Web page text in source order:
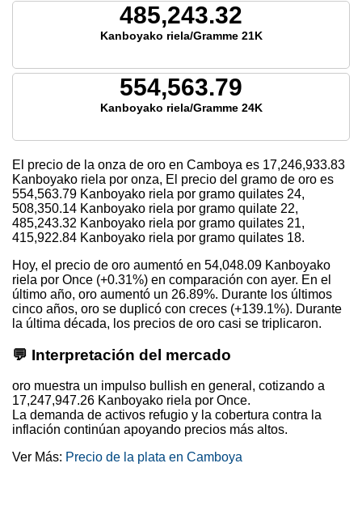
485,243.32
Kanboyako riela/Gramme 21K
554,563.79
Kanboyako riela/Gramme 24K
El precio de la onza de oro en Camboya es 17,246,933.83
Kanboyako riela por onza, El precio del gramo de oro es
554,563.79 Kanboyako riela por gramo quilates 24,
508,350.14 Kanboyako riela por gramo quilate 22,
485,243.32 Kanboyako riela por gramo quilates 21,
415,922.84 Kanboyako riela por gramo quilates 18.
Hoy, el precio de oro aumentó en 54,048.09 Kanboyako
riela por Once (+0.31%) en comparación con ayer. En el
último año, oro aumentó un 26.89%. Durante los últimos
cinco años, oro se duplicó con creces (+139.1%). Durante
la última década, los precios de oro casi se triplicaron.
💬 Interpretación del mercado
oro muestra un impulso bullish en general, cotizando a
17,247,947.26 Kanboyako riela por Once.
La demanda de activos refugio y la cobertura contra la
inflación continúan apoyando precios más altos.
Ver Más: Precio de la plata en Camboya